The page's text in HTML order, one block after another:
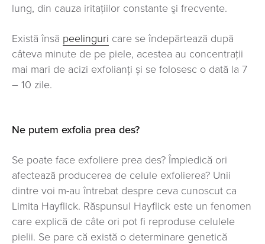
lung, din cauza iritaţiilor constante şi frecvente.
Există însă peelinguri care se îndepărtează după
câteva minute de pe piele, acestea au concentrații
mai mari de acizi exfolianți și se folosesc o dată la 7
– 10 zile.
Ne putem exfolia prea des?
Se poate face exfoliere prea des? Împiedică ori
afectează producerea de celule exfolierea? Unii
dintre voi m-au întrebat despre ceva cunoscut ca
Limita Hayflick. Răspunsul Hayflick este un fenomen
care explică de câte ori pot fi reproduse celulele
pielii. Se pare că există o determinare genetică